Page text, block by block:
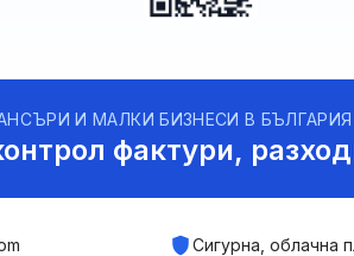
И МАЛКИ БИЗНЕСИ В БЪЛГАРИЯ
фактури,
Сигурна, облачна